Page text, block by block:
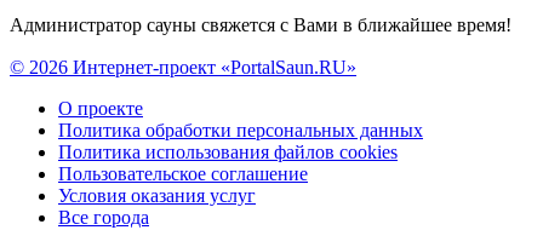
Администратор сауны свяжется с Вами в ближайшее время!
© 2026 Интернет-проект «PortalSaun.RU»
О проекте
Политика обработки персональных данных
Политика использования файлов cookies
Пользовательское соглашение
Условия оказания услуг
Все города